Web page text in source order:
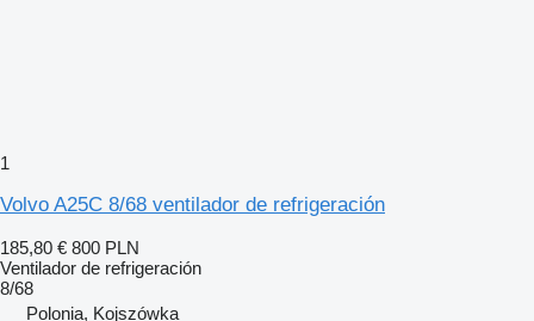
1
Volvo A25C 8/68 ventilador de refrigeración
185,80 € 800 PLN
Ventilador de refrigeración
8/68
Polonia, Kojszówka